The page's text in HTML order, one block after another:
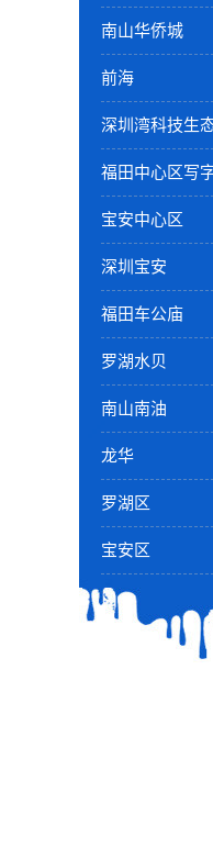
南山华侨城
前海
深圳湾科技生
福田中心区写
宝安中心区
深圳宝安
福田车公庙
罗湖水贝
南山南油
龙华
罗湖区
宝安区